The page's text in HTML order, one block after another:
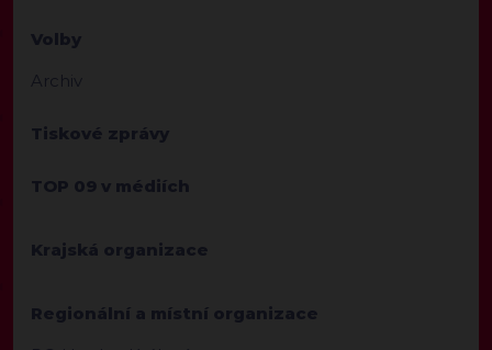
Volby
Archiv
Tiskové zprávy
TOP 09 v médiích
Krajská organizace
Regionální a místní organizace